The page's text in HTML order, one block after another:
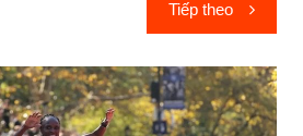
Tiếp theo